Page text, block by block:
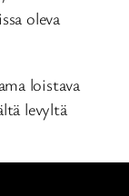
oleva
loistava
levyltä